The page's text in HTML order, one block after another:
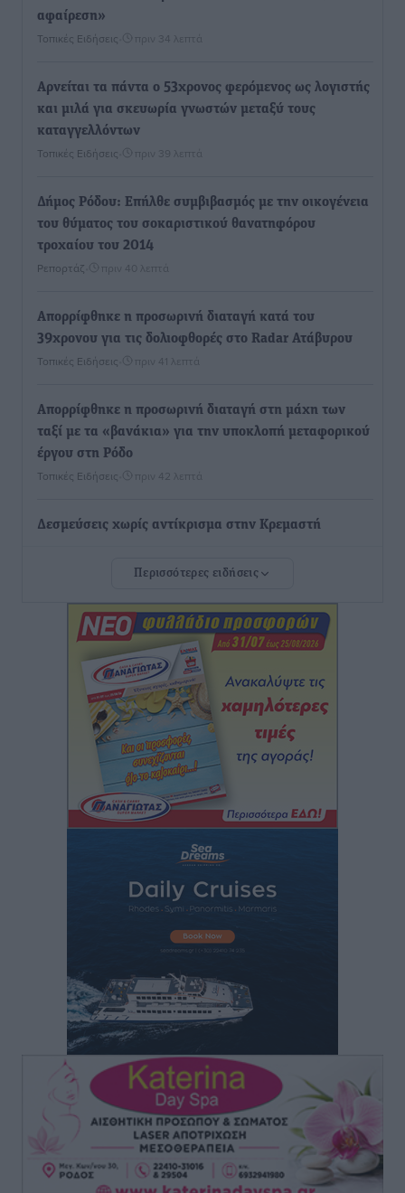
αφαίρεση»
Τοπικές Ειδήσεις πριν 34 λεπτά
Αρνείται τα πάντα ο 53χρονος φερόμενος ως λογιστής
και μιλά για σκευωρία γνωστών μεταξύ τους
καταγγελλόντων
Τοπικές Ειδήσεις πριν 39 λεπτά
Δήμος Ρόδου: Επήλθε συμβιβασμός με την οικογένεια
του θύματος του σοκαριστικού θανατηφόρου
τροχαίου του 2014
Ρεπορτάζ πριν 40 λεπτά
Απορρίφθηκε η προσωρινή διαταγή κατά του
39χρονου για τις δολιοφθορές στο Radar Ατάβυρου
Τοπικές Ειδήσεις πριν 41 λεπτά
Απορρίφθηκε η προσωρινή διαταγή στη μάχη των
ταξί με τα «βανάκια» για την υποκλοπή μεταφορικού
έργου στη Ρόδο
Τοπικές Ειδήσεις πριν 42 λεπτά
Δεσμεύσεις χωρίς αντίκρισμα στην Κρεμαστή
μπορεί να αποτελέσει τη δεύτερη μεγάλη δύναμη της
Ρόδου»
Ρεπορτάζ• πριν 44 λεπτά
Οικοδομική «ανάσα» στη Ρόδο: Αυξάνονται οι άδειες,
οι επεκτάσεις, οι ενεργειακές αναβαθμίσεις σε
ολόκληρο το νησί
πριν 45 λεπτά
Στη Ρόδο απολαμβάνει τις καλοκαιρινές της διακοπές
πριν 46 λεπτά
του ΕΣΥ φέρνει τις επεμβάσεις κοντά στους νησιώτες
Οι χειροπέδες στην Πάρο έδεσαν τα χέρια όλης της
Αυτοδιοίκησης
Δημο-Κρίσεις• πριν 49 λεπτά
Δωρεάν τριήμερη κτηνιατρική δράση στη Μεγίστη,
από τη Λέσχη Lions Καστελλορίζου
Ρεπορτάζ πριν 50 λεπτά
Περισσότερες ειδήσεις